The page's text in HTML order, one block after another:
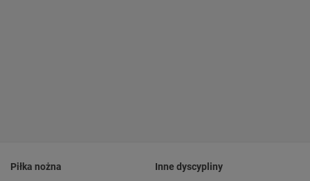
Piłka nożna
Inne dyscypliny